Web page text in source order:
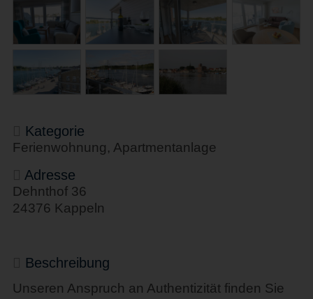
Kategorie
Ferienwohnung, Apartmentanlage
Adresse
Dehnthof 36
24376 Kappeln
Beschreibung
Unseren Anspruch an Authentizität finden Sie